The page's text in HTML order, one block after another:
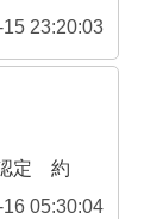
23:20:03
認定 約
05:30:04